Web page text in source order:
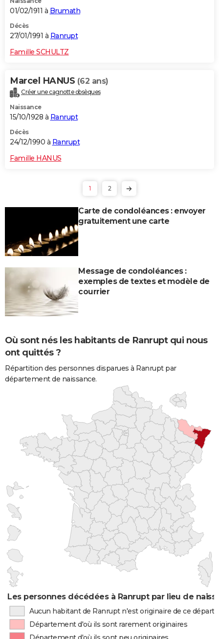
01/02/1911 à Brumath
Décès
27/01/1991 à Ranrupt
Famille SCHULTZ
Marcel HANUS (62 ans)
Créer une cagnotte obsèques
Naissance
15/10/1928 à Ranrupt
Décès
24/12/1990 à Ranrupt
Famille HANUS
1 2
Carte de condoléances : envoyer
gratuitement une carte
Message de condoléances :
exemples de textes et modèle de
courrier
Où sont nés les habitants de Ranrupt qui nous
ont quittés ?
Répartition des personnes disparues à Ranrupt par
département de naissance.
Les personnes décédées à Ranrupt par lieu de
Aucun habitant de Ranrupt n'est originaire de ce
Département d'où ils sont rarement originaires